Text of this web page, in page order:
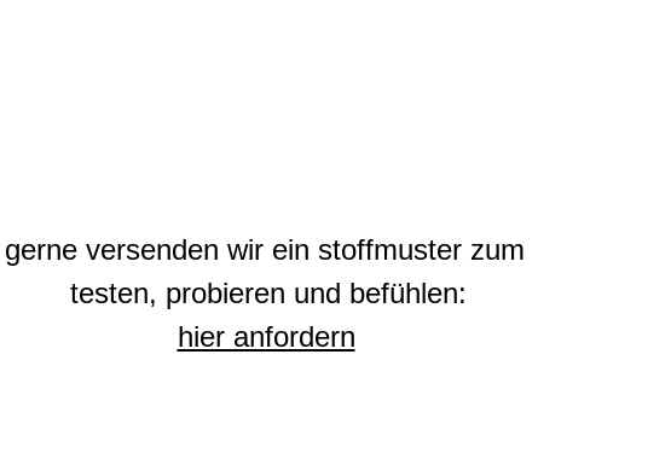
gerne versenden wir ein stoffmuster zum
testen, probieren und befühlen:
hier anfordern